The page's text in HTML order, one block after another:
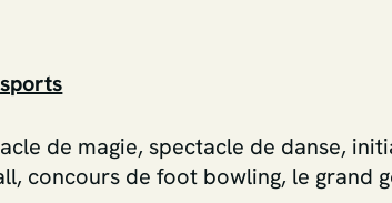
de magie, spectacle de danse,
concours de foot bowling, le grand